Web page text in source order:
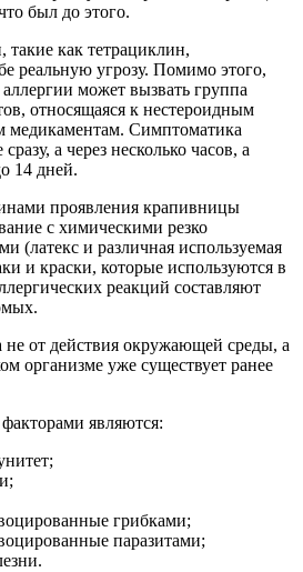
был до этого.
как тетрациклин,
реальную угрозу. Помимо этого,
может вызвать группа
относящаяся к нестероидным
медикаментам. Симптоматика
а через несколько часов, а
14 дней.
проявления крапивницы
с химическими резко
(латекс и различная используемая
и краски, которые используются в
реакций составляют
не от действия окружающей среды, а
организме уже существует ранее
являются:
грибками;
паразитами;